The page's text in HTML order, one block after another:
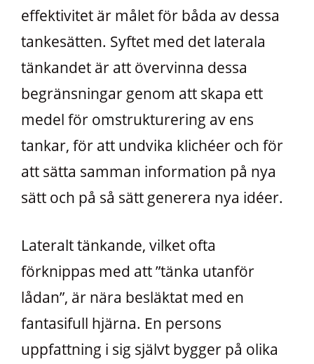
effektivitet är målet för båda av dessa
tankesätten. Syftet med det laterala
tänkandet är att övervinna dessa
begränsningar genom att skapa ett
medel för omstrukturering av ens
tankar, för att undvika klichéer och för
att sätta samman information på nya
sätt och på så sätt generera nya idéer.
Lateralt tänkande, vilket ofta
förknippas med att ”tänka utanför
lådan”, är nära besläktat med en
fantasifull hjärna. En persons
uppfattning i sig självt bygger på olika